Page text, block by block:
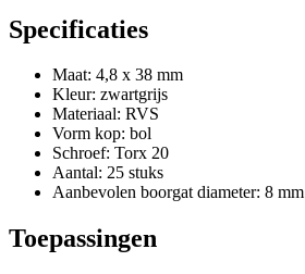
Specificaties
Maat: 4,8 x 38 mm
Kleur: zwartgrijs
Materiaal: RVS
Vorm kop: bol
Schroef: Torx 20
Aantal: 25 stuks
Aanbevolen boorgat diameter: 8 mm
Toepassingen